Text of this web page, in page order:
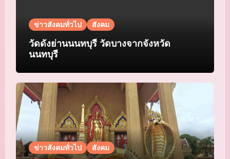
ข่าวสังคมทั่วไป สังคม
วัดดังย่านนนทบุรี วัดบางจากจังหวัด
นนทบุรี
ข่าวสังคมทั่วไป สังคม